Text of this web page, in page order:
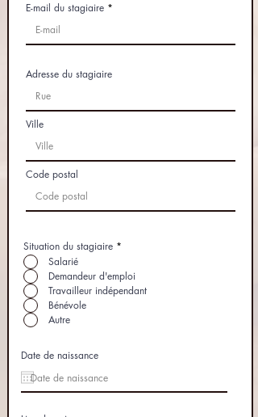
E-mail du stagiaire
Adresse du stagiaire
Ville
Code postal
Situation du stagiaire *
Salarié
Demandeur d'emploi
Travailleur indépendant
Bénévole
Autre
Date de naissance